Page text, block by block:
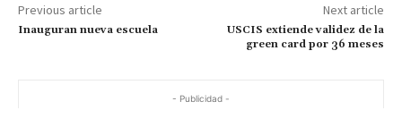
Previous article
Inauguran nueva escuela
Next article
USCIS extiende validez de la
green card por 36 meses
- Publicidad -